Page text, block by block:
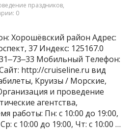
праздников,
0
Хорошёвский район Адрес:
37 Индекс: 125167.0
Мобильный Телефон:
http://cruiseline.ru вид
Круизы / Морские,
и проведение
агентства,
работы: Пн: с 10:00 до 19:00,
с 10:00 до 19:00, Чт: с 10:00 …